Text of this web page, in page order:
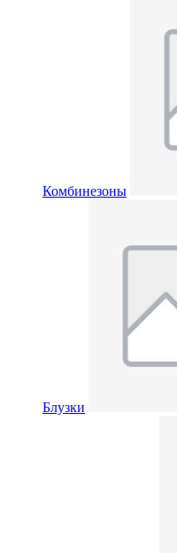
Комбинезоны
Блузки